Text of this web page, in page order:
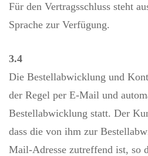
Für den Vertragsschluss steht
Sprache zur Verfügung.
3.4
Die Bestellabwicklung und
der Regel per E-Mail und
Bestellabwicklung statt. Der
dass die von ihm zur
Mail-Adresse zutreffend ist, so